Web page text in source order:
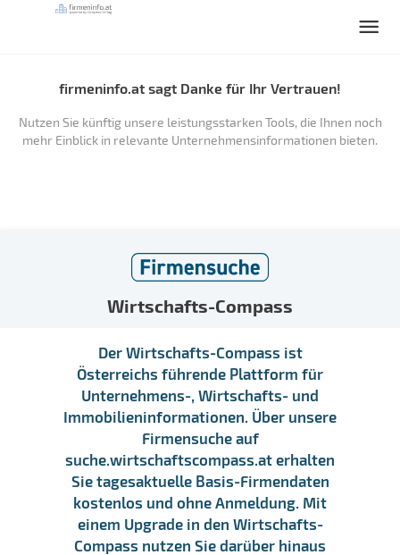
firmeninfo.at sagt Danke für Ihr Vertrauen!
Nutzen Sie künftig unsere leistungsstarken Tools, die Ihnen noch
mehr Einblick in relevante Unternehmensinformationen bieten.
Wirtschafts-Compass
Der Wirtschafts-Compass ist
Österreichs führende Plattform für
Unternehmens-, Wirtschafts- und
Immobilieninformationen. Über unsere
Firmensuche auf
suche.wirtschaftscompass.at erhalten
Sie tagesaktuelle Basis-Firmendaten
kostenlos und ohne Anmeldung. Mit
einem Upgrade in den Wirtschafts-
Compass nutzen Sie darüber hinaus